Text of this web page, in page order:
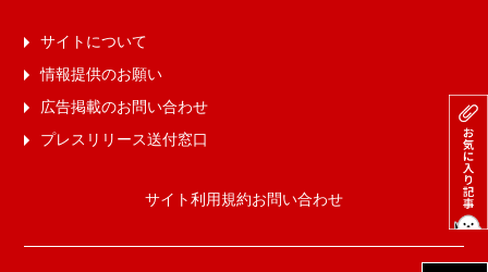
サイトについて
情報提供のお願い
広告掲載のお問い合わせ
プレスリリース送付窓口
サイト利用規約お問い合わせ